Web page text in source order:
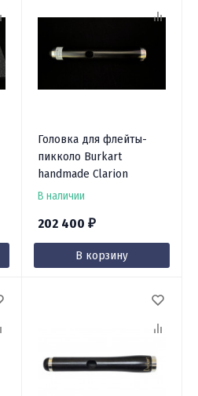
Головка для флейты-
пикколо Burkart
handmade Clarion
В наличии
202 400 ₽
В корзину